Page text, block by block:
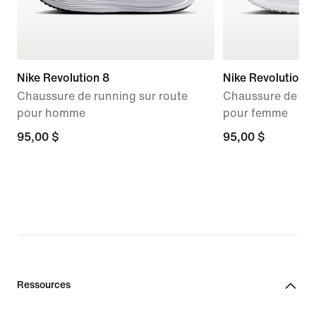
Nike Revolution 8
Chaussure de running sur route
pour homme
95,00 $
95,00 $
Nike Revolution 8
Chaussure de
pour femme
95,00 $
95,00 $
Ressources